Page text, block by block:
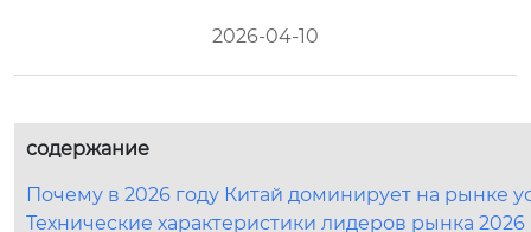
2026-04-10
содержание
Почему в 2026 году Китай доминирует на рынке
Технические характеристики лидеров рынка 2026